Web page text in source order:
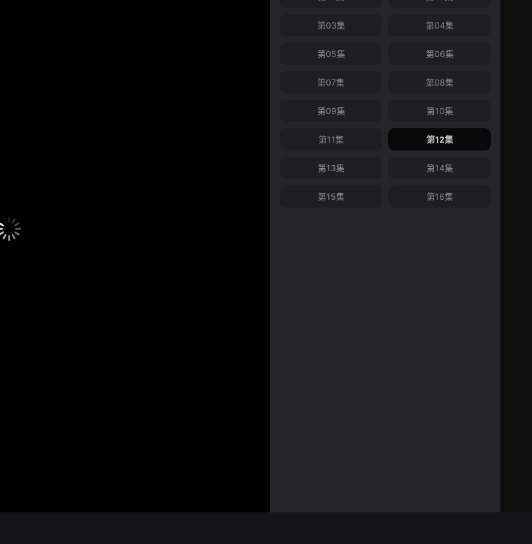
第03集 第04集
第05集 第06集
第07集 第08集
第09集 第10集
第11集 第12集
第13集 第14集
第15集 第16集